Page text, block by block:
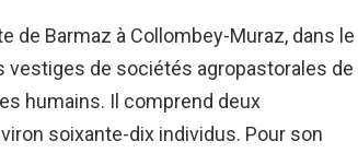
de Barmaz à Collombey-Muraz, dans le
vestiges de sociétés agropastorales de
humains. Il comprend deux
soixante-dix individus. Pour son